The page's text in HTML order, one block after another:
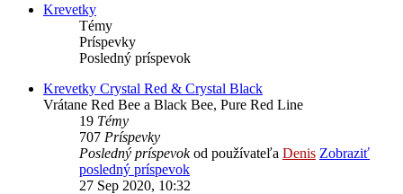
Krevetky
Témy
Príspevky
Posledný príspevok
Krevetky Crystal Red & Crystal Black
Vrátane Red Bee a Black Bee, Pure Red Line
19 Témy
707 Príspevky
Posledný príspevokod používateľa Denis Zobraziť
posledný príspevok
27 Sep 2020, 10:32